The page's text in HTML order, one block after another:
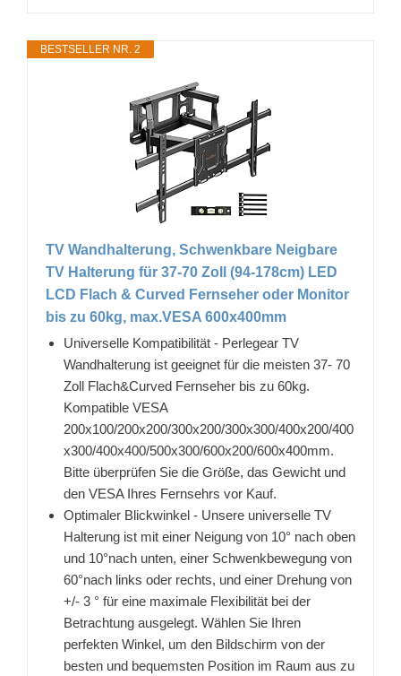
BESTSELLER NR. 2
TV Wandhalterung, Schwenkbare Neigbare
TV Halterung für 37-70 Zoll (94-178cm) LED
LCD Flach & Curved Fernseher oder Monitor
bis zu 60kg, max.VESA 600x400mm
Universelle Kompatibilität - Perlegear TV
Wandhalterung ist geeignet für die meisten 37- 70
Zoll Flach&Curved Fernseher bis zu 60kg.
Kompatible VESA
200x100/200x200/300x200/300x300/400x200/400
x300/400x400/500x300/600x200/600x400mm.
Bitte überprüfen Sie die Größe, das Gewicht und
den VESA Ihres Fernsehrs vor Kauf.
Optimaler Blickwinkel - Unsere universelle TV
Halterung ist mit einer Neigung von 10° nach oben
und 10°nach unten, einer Schwenkbewegung von
60°nach links oder rechts, und einer Drehung von
+/- 3 ° für eine maximale Flexibilität bei der
Betrachtung ausgelegt. Wählen Sie Ihren
perfekten Winkel, um den Bildschirm von der
besten und bequemsten Position im Raum aus zu